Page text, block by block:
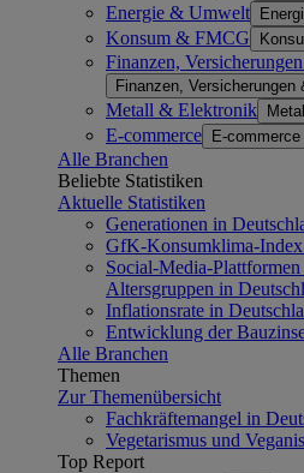
Energie & Umwelt
Konsum & FMCG
Finanzen,
Finanzen, Versicherungen
Metall & Elektronik
E-commerce E-commerce
Alle Branchen
Beliebte Statistiken
Aktuelle Statistiken
Generationen in
GfK-Konsumklima-
Social-Media-
Altersgruppen in
Inflationsrate in
Entwicklung der
Alle Branchen
Themen
Zur Themenübersicht
Fachkräftemangel in
Vegetarismus und
Top Report